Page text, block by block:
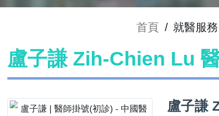
首頁 / 就醫服務
盧子謙 Zih-Chien Lu
盧子謙